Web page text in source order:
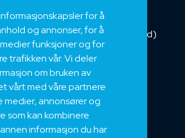
for å
og annonser, for å
funksjoner og for
trafikken vår. Vi deler
om bruken av
vårt med våre partnere
medier, annonsører og
som kan kombinere
informasjon du har
Installasjonskabel
Kombikabel (Hybrid)
DNV sertifisert
Tilbehør